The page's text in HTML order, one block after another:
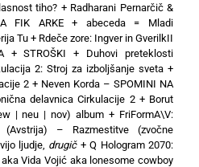
tiho? + Radharani Pernarčič &
FIK ARKE+ abeceda = Mladi
Tu + Rdeče zore: Ingver in GverilkII
+ STROŠKI + Duhovi preteklosti
2: Stroj za izboljšanje sveta +
2 + Neven Korda – SPOMINI NA
delavnica Cirkulacije 2+ Borut
| neu | nov) album + FriFormA\V:
– Razmestitve (zvočne
ljudje, drugič+Q Hologram 2070:
Vida Vojić aka lonesome cowboy